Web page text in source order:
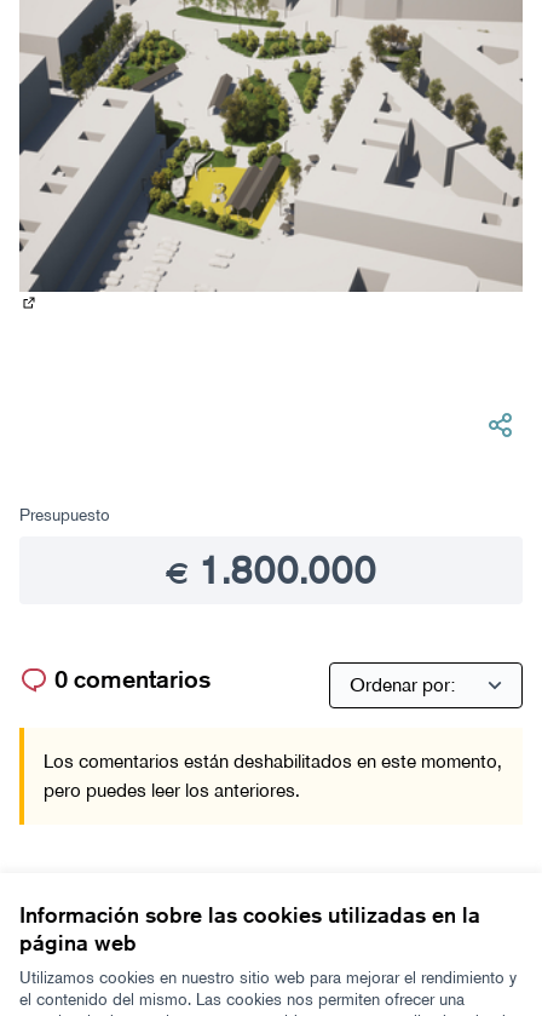
Información sobre las cookies utilizadas en la
página web
Utilizamos cookies en nuestro sitio web para mejorar el rendimiento y
el contenido del mismo. Las cookies nos permiten ofrecer una
Presupuesto
€ 1.800.000
0 comentarios
Los comentarios están deshabilitados en este momento,
pero puedes leer los anteriores.
Términos y condiciones de uso
Configuración de cookies
Zeugaz en X
Zeugaz en Facebook
Zeugaz en Instagram
Zeugaz en YouTube
Zeugaz en GitHub